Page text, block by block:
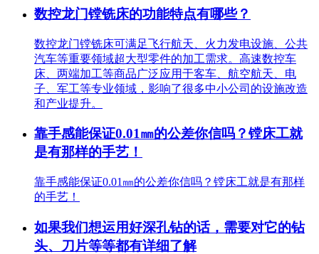
数控龙门镗铣床的功能特点有哪些？
数控龙门镗铣床可满足飞行航天、火力发电设施、公共
汽车等重要领域超大型零件的加工需求。高速数控车
床、两端加工等商品广泛应用于客车、航空航天、电
子、军工等专业领域，影响了很多中小公司的设施改造
和产业提升。
靠手感能保证0.01㎜的公差你信吗？镗床工就
是有那样的手艺！
靠手感能保证0.01㎜的公差你信吗？镗床工就是有那样
的手艺！
如果我们想运用好深孔钻的话，需要对它的钻
头、刀片等等都有详细了解